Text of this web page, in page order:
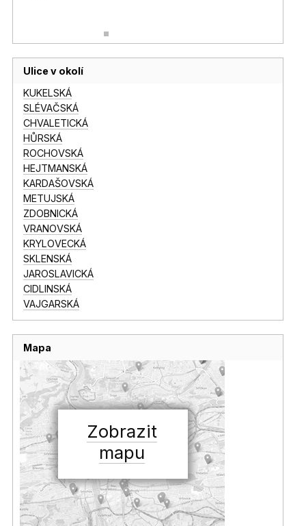
Ulice v okolí
KUKELSKÁ
SLÉVAČSKÁ
CHVALETICKÁ
HŮRSKÁ
ROCHOVSKÁ
HEJTMANSKÁ
KARDAŠOVSKÁ
METUJSKÁ
ZDOBNICKÁ
VRANOVSKÁ
KRYLOVECKÁ
SKLENSKÁ
JAROSLAVICKÁ
CIDLINSKÁ
VAJGARSKÁ
Mapa
Zobrazit
mapu